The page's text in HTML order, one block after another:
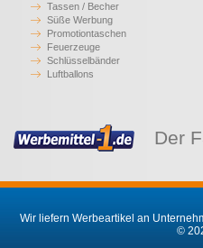
Tassen / Becher
Süße Werbung
Promotiontaschen
Feuerzeuge
Schlüsselbänder
Luftballons
Der
Wir liefern Werbeartikel an
©